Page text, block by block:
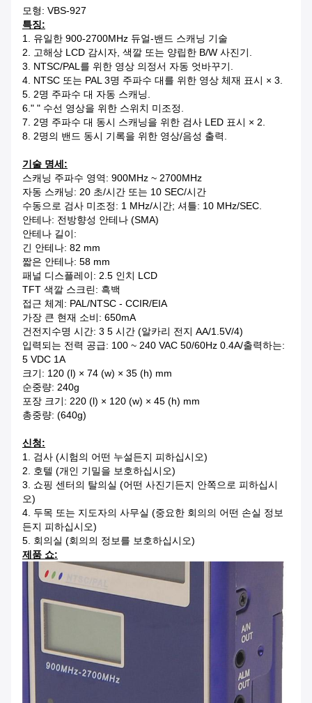
모형: VBS-927
특징:
1. 유일한 900-2700MHz 듀얼-밴드 스캐닝 기술
2. 고해상 LCD 감시자, 색깔 또는 양립한 B/W 사진기.
3. NTSC/PAL를 위한 영상 의정서 자동 엇바꾸기.
4. NTSC 또는 PAL 3명 주파수 대를 위한 영상 체재 표시 × 3.
5. 2명 주파수 대 자동 스캐닝.
6." " 수선 영상을 위한 스위치 미조정.
7. 2명 주파수 대 동시 스캐닝을 위한 검사 LED 표시 × 2.
8. 2명의 밴드 동시 기록을 위한 영상/음성 출력.
기술 명세:
스캐닝 주파수 영역: 900MHz ~ 2700MHz
자동 스캐닝: 20 초/시간 또는 10 SEC/시간
수동으로 검사 미조정: 1 MHz/시간; 셔틀: 10 MHz/SEC.
안테나: 전방향성 안테나 (SMA)
안테나 길이:
긴 안테나: 82 mm
짧은 안테나: 58 mm
패널 디스플레이: 2.5 인치 LCD
TFT 색깔 스크린: 흑백
접근 체계: PAL/NTSC - CCIR/EIA
가장 큰 현재 소비: 650mA
건전지수명 시간: 3 5 시간 (알카리 전지 AA/1.5V/4)
입력되는 전력 공급: 100 ~ 240 VAC 50/60Hz 0.4A/출력하는:
5 VDC 1A
크기: 120 (l) × 74 (w) × 35 (h) mm
순중량: 240g
포장 크기: 220 (l) × 120 (w) × 45 (h) mm
총중량: (640g)
신청:
1. 검사 (시험의 어떤 누설든지 피하십시오)
2. 호텔 (개인 기밀을 보호하십시오)
3. 쇼핑 센터의 탈의실 (어떤 사진기든지 안쪽으로 피하십시
오)
4. 두목 또는 지도자의 사무실 (중요한 회의의 어떤 손실 정보
든지 피하십시오)
5. 회의실 (회의의 정보를 보호하십시오)
제품 쇼: